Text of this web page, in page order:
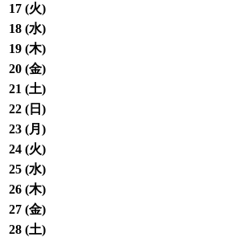
17 (火)
18 (水)
19 (木)
20 (金)
21 (土)
22 ( 日 )
23 (月 )
24 (火)
25 (水)
26 (木)
27 (金)
28 (土)